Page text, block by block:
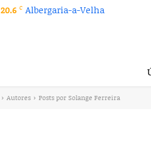
20.6 C Albergaria-a-Velha
Autores Posts por Solange Ferreira